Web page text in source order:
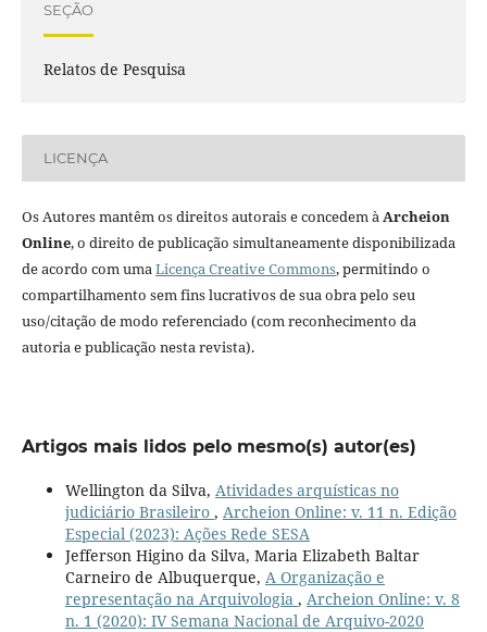
SEÇÃO
Relatos de Pesquisa
LICENÇA
Os Autores mantêm os direitos autorais e concedem àArcheion
Online, o direito de publicação simultaneamente disponibilizada
de acordo com umaLicença Creative Commons, permitindo o
compartilhamento sem fins lucrativos de sua obra pelo seu
uso/citação de modo referenciado (com reconhecimento da
autoria e publicação nesta revista).
Artigos mais lidos pelo mesmo(s) autor(es)
Wellington da Silva, Atividades arquísticas no
judiciário Brasileiro , Archeion Online: v. 11 n. Edição
Especial (2023): Ações Rede SESA
Jefferson Higino da Silva, Maria Elizabeth Baltar
Carneiro de Albuquerque, A Organização e
representação na Arquivologia , Archeion Online: v. 8
n. 1 (2020): IV Semana Nacional de Arquivo-2020